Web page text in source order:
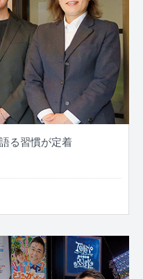
る習慣が定着